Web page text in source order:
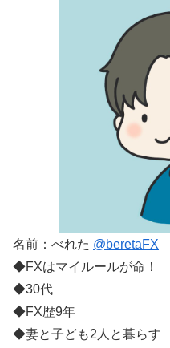
名前：べれた @beretaFX
◆FXはマイルールが命！
◆30代
◆FX歴9年
◆妻と子ども2人と暮らす